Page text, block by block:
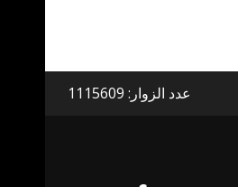
عدد الزوار: 1115609